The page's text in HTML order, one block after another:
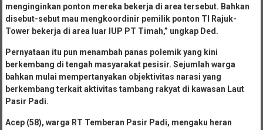
menginginkan ponton mereka bekerja di area tersebut. Bahkan
disebut-sebut mau mengkoordinir pemilik ponton TI Rajuk-
Tower bekerja di area luar IUP PT Timah,” ungkap Ded.
Pernyataan itu pun menambah panas polemik yang kini
berkembang di tengah masyarakat pesisir. Sejumlah warga
bahkan mulai mempertanyakan objektivitas narasi yang
berkembang terkait aktivitas tambang rakyat di kawasan Laut
Pasir Padi.
Acep (58), warga RT Temberan Pasir Padi, mengaku heran